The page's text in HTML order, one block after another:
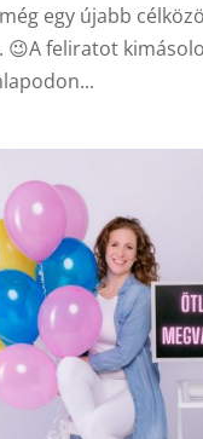
egy újabb
😉A feliratot